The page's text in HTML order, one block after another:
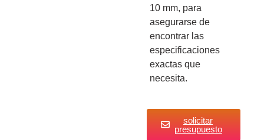
10 mm, para
asegurarse de
encontrar las
especificaciones
exactas que
necesita.
solicitar
presupuesto